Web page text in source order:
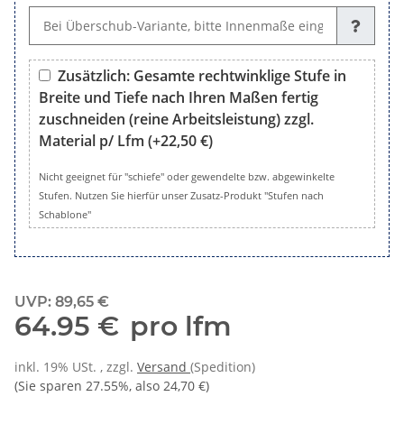
Zusätzlich: Gesamte rechtwinklige Stufe in
Breite und Tiefe nach Ihren Maßen fertig
zuschneiden (reine Arbeitsleistung) zzgl.
Material p/ Lfm (+22,50 €)
Zusätzlich: Gesamte rechtwinklige Stufe in Breite und
Nicht geeignet für "schiefe" oder gewendelte bzw. abgewinkelte
Stufen. Nutzen Sie hierfür unser Zusatz-Produkt "Stufen nach
Schablone"
UVP: 89,65 €
64.95 € pro lfm
inkl. 19% USt. , zzgl. Versand (Spedition)
(Sie sparen 27.55%, also 24,70 €)